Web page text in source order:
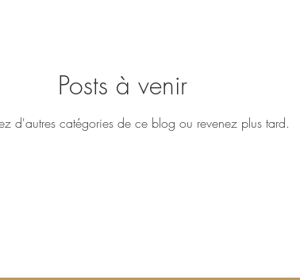
Posts à venir
d'autres catégories de ce blog ou revenez plus tard.